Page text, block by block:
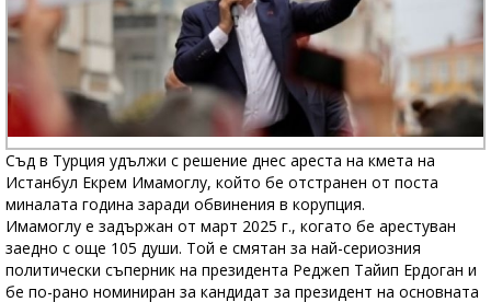
Съд в Турция удължи с решение днес ареста на кмета на
Истанбул Екрем Имамоглу, който бе отстранен от поста
миналата година заради обвинения в корупция.
Имамоглу е задържан от март 2025 г., когато бе арестуван
заедно с още 105 души. Той е смятан за най-сериозния
политически съперник на президента Реджеп Тайип Ердоган и
бе по-рано номиниран за кандидат за президент на основната